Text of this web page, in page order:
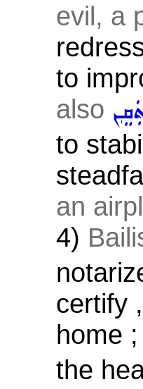
evil, a
to
also
to
an
4)
certify
home ;
the